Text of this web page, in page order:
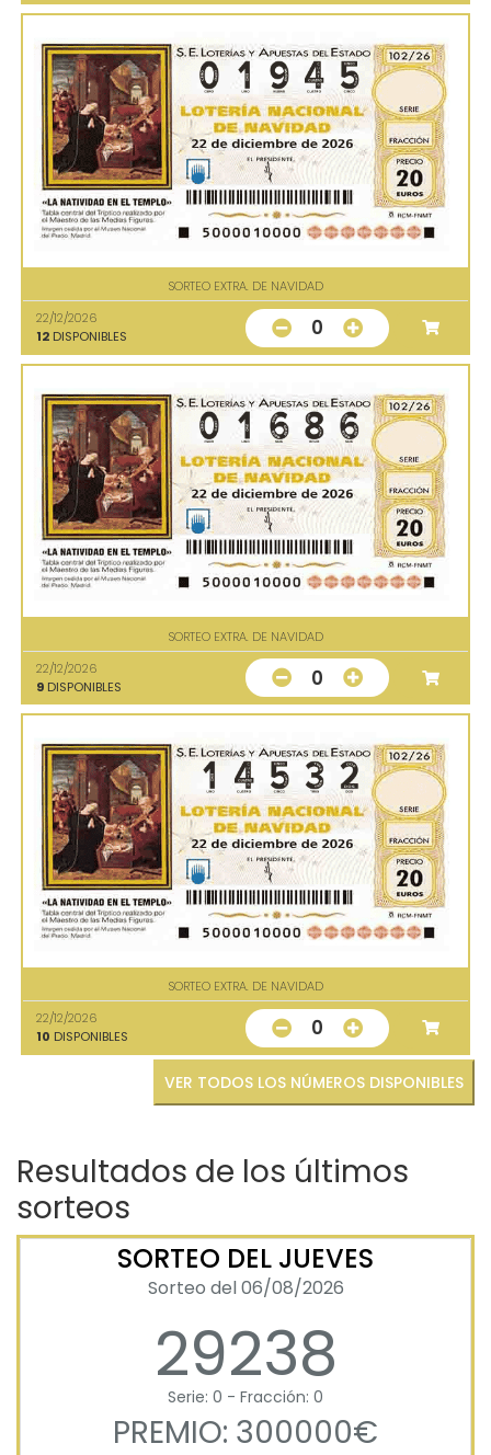
SORTEO EXTRA. DE NAVIDAD
22/12/2026
12 DISPONIBLES 0
SORTEO EXTRA. DE NAVIDAD
22/12/2026
9 DISPONIBLES 0
SORTEO EXTRA. DE NAVIDAD
22/12/2026
10 DISPONIBLES 0
VER TODOS LOS NÚMEROS DISPONIBLES
Resultados de los últimos
sorteos
SORTEO DEL JUEVES
Sorteo del 06/08/2026
29238
Serie: 0 - Fracción: 0
PREMIO: 300000€